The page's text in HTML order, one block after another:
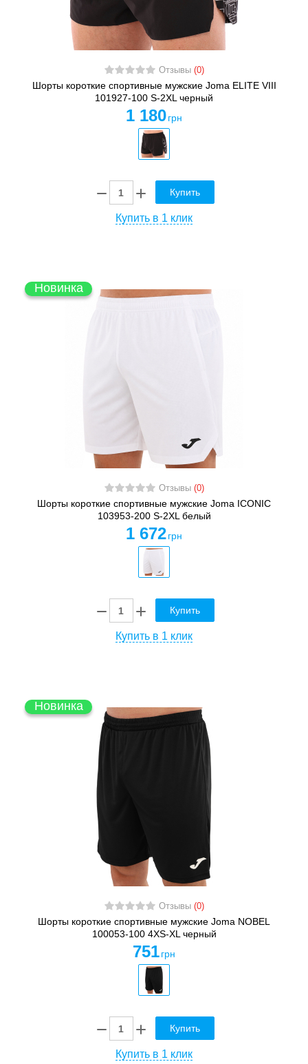
Отзывы (0)
Шорты короткие спортивные мужские Joma ELITE VIII
101927-100 S-2XL черный
1 180 грн
Купить
Купить в 1 клик
Новинка
Отзывы (0)
Шорты короткие спортивные мужские Joma ICONIC
103953-200 S-2XL белый
1 672 грн
Купить
Купить в 1 клик
Новинка
Отзывы (0)
Шорты короткие спортивные мужские Joma NOBEL
100053-100 4XS-XL черный
751 грн
Купить
Купить в 1 клик